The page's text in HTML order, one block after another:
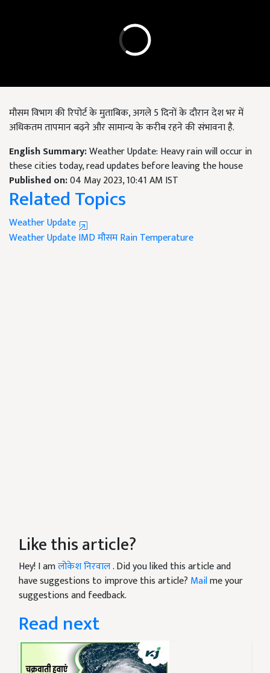
मौसम विभाग की रिपोर्ट के मुताबिक, अगले 5 दिनों के दौरान देश भर में
अधिकतम तापमान बढ़ने और सामान्य के करीब रहने की संभावना है.
English Summary:Weather Update: Heavy rain will occur in
these cities today, read updates before leaving the house
Published on:04 May 2023, 10:41 AM IST
Related Topics
Weather Update
Weather UpdateIMDमौसमRainTemperature
Like this article?
Hey! I amलोकेश निरवाल. Did you liked this article and
have suggestions to improve this article? Mailme your
suggestions and feedback.
Read next